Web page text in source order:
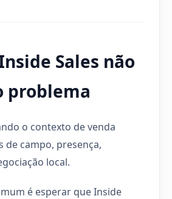
Sales não
problema
o contexto de venda
de campo, presença,
local.
é esperar que Inside